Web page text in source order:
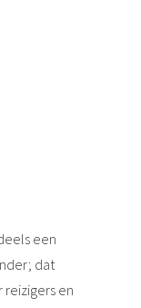
een
dat
en